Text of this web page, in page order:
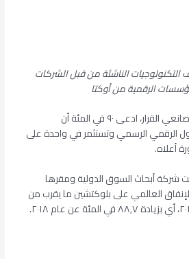
التكنولوجيات الناشئة من قبل الشركات
الرقمية من أوكتا
ومن بين إجمالي ١٠٥٠ من صانعي القرار، ادعى ٩٠ في المئة أن
الرقمي الرسمي وتستثمر في واحدة على
أعلاه.
شركة أبحاث السوق الدولية ومقرها
الإنفاق العالمي على بلوكتشين ما يقرب من